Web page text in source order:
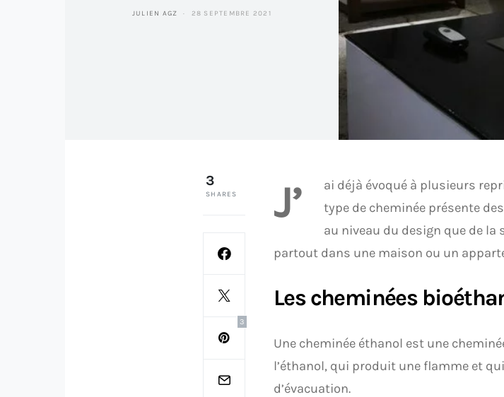
JULIEN AGZ 28 SEPTEMBRE 2021
3
SHARES
3
J’ ai déjà évoqué à plusieurs
type de cheminée présente
au niveau du design que de
partout dans une maison ou un
Les cheminées
Une cheminée éthanol est une
l’éthanol, qui produit une flamme et
d’évacuation.